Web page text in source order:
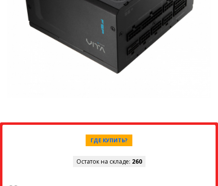
ГДЕ КУПИТЬ?
Остаток на складе: 260